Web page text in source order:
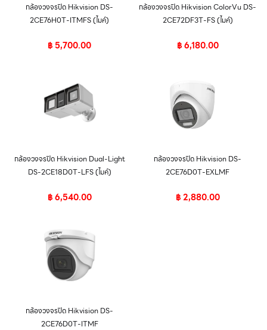
กล้องวงจรปิด Hikvision DS-
2CE76H0T-ITMFS (ไมค์)
฿5,700.00
กล้องวงจรปิด Hikvision ColorVu DS-
2CE72DF3T-FS (ไมค์)
฿6,180.00
กล้องวงจรปิด Hikvision Dual-Light
DS-2CE18D0T-LFS (ไมค์)
฿6,540.00
กล้องวงจรปิด Hikvision DS-
2CE76D0T-EXLMF
฿2,880.00
กล้องวงจรปิด Hikvision DS-
2CE76D0T-ITMF